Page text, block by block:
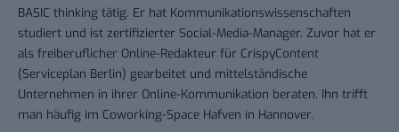
BASIC thinking tätig. Er hat Kommunikationswissenschaften
studiert und ist zertifizierter Social-Media-Manager. Zuvor hat er
als freiberuflicher Online-Redakteur für CrispyContent
(Serviceplan Berlin) gearbeitet und mittelständische
Unternehmen in ihrer Online-Kommunikation beraten. Ihn trifft
man häufig im Coworking-Space Hafven in Hannover.